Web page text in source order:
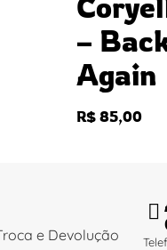
–
Again
R$ 85,00
e Devolução